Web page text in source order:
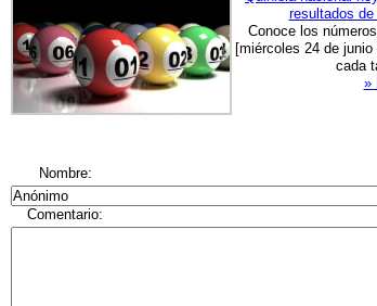
resultados
Conoce los
[miércoles 24 de
cada
»
Nombre:
Comentario: